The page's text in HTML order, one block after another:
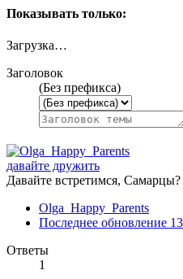
Показывать только:
Загрузка…
Заголовок
(Без префикса)
давайте дружить
Давайте встретимся,
Olga_Happy_Parents
Последнее обновление
Ответы
1